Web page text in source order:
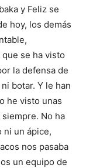
y Feliz se
hoy, los demás
se ha visto
la defensa de
botar. Y le han
he visto unas
No ha
ni un ápice,
nos pasaba
un equipo de